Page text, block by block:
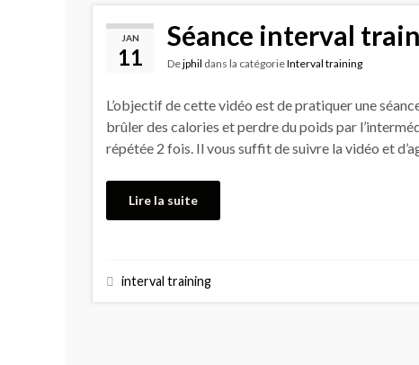
JAN
11
Séance interval
Dejphil dans la catégorieInterval training
L’objectif de cette vidéo est de pratiquer une
brûler des calories et perdre du poids par
répétée 2 fois. Il vous suffit de suivre la vidéo et
Lire la suite
interval training